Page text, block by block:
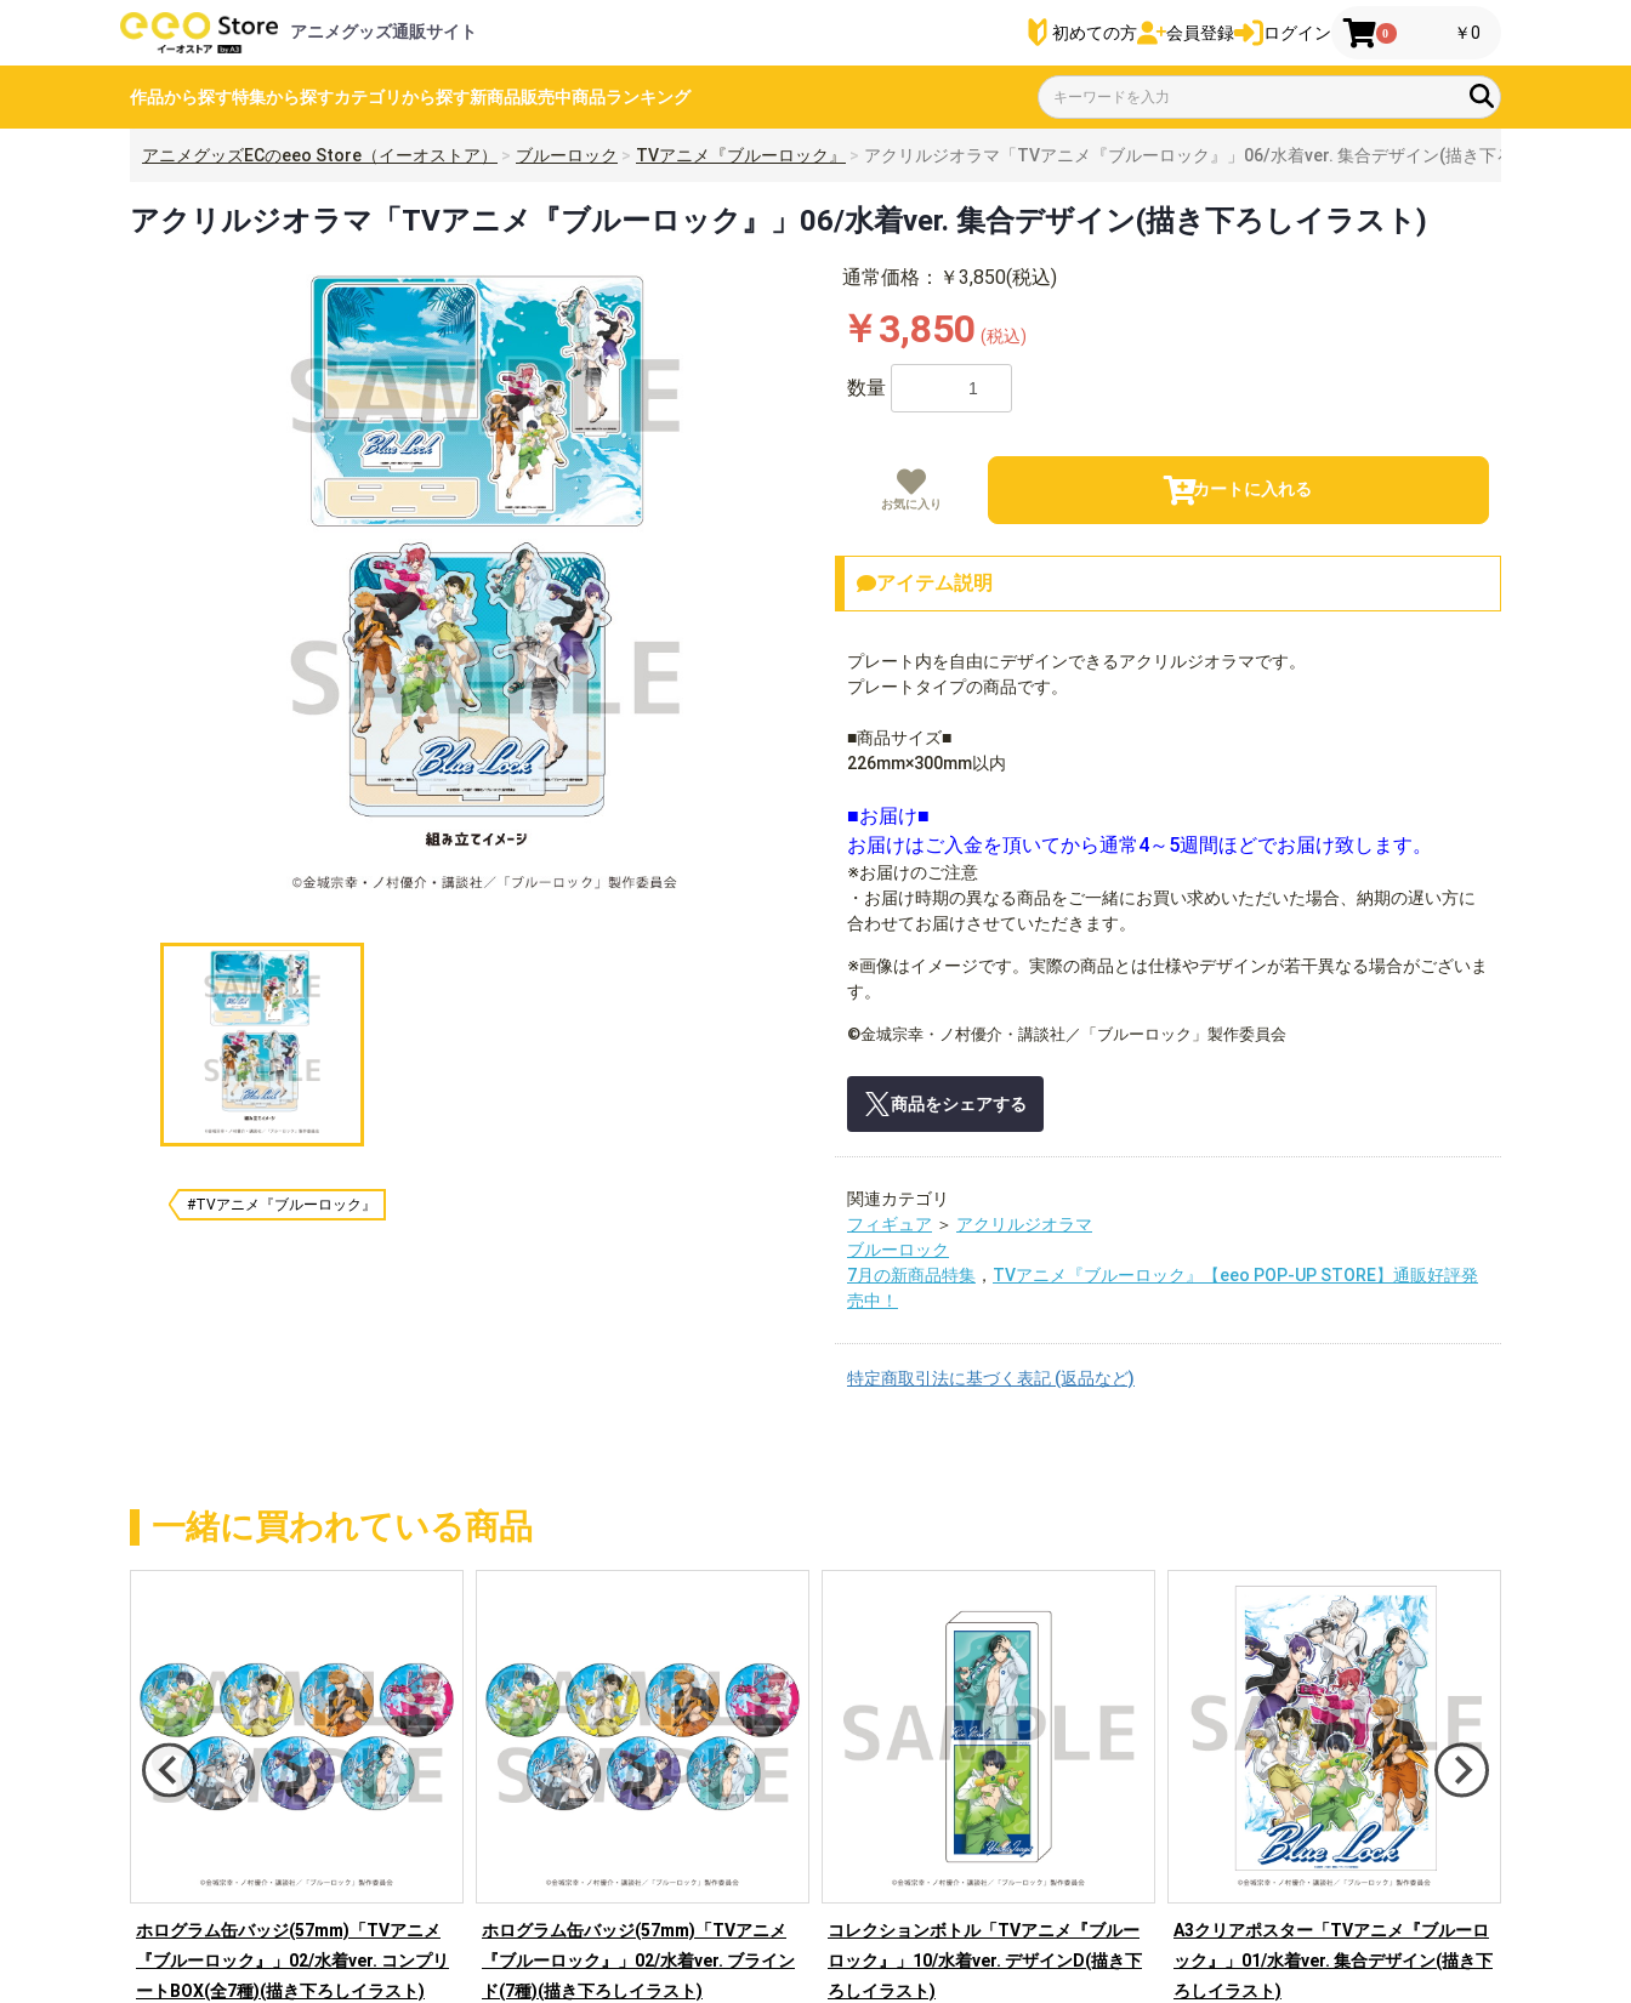
アニメグッズ通販サイト 初めての方 会員登録 ログイン 0 ￥0
作品から探す特集から探すカテゴリから探す新商品販売中商品ランキング
アニメグッズECのeeo Store（イーオストア） ブルーロック TVアニメ『ブルーロック』 アクリルジオラマ「TVアニメ『ブルーロック』」06/水着ver. 集合デザイン(描き下ろしイラスト)
アクリルジオラマ「TVアニメ『ブルーロック』」06/水着ver. 集合デザイン(描き下ろしイラスト)
#TVアニメ『ブルーロック』
通常価格：￥3,850(税込)
￥3,850 (税込)
お気に入り
カートに入れる
数量
アイテム説明
プレート内を自由にデザインできるアクリルジオラマです。
プレートタイプの商品です。
■商品サイズ■
226mm×300mm以内
■お届け■
お届けはご入金を頂いてから通常4～5週間ほどでお届け致します。
※お届けのご注意
・お届け時期の異なる商品をご一緒にお買い求めいただいた場合、納期の遅い方に
合わせてお届けさせていただきます。
※画像はイメージです。実際の商品とは仕様やデザインが若干異なる場合がございま
す。
©金城宗幸・ノ村優介・講談社／「ブルーロック」製作委員会
商品をシェアする
関連カテゴリ
フィギュア ＞ アクリルジオラマ
ブルーロック
7月の新商品特集 ， TVアニメ『ブルーロック』【eeo POP-UP STORE】通販好評発
売中！
特定商取引法に基づく表記 (返品など)
一緒に買われている商品
ホログラム缶バッジ(57mm)「TVアニメ
『ブルーロック』」02/水着ver. コンプリ
ートBOX(全7種)(描き下ろしイラスト)
ホログラム缶バッジ(57mm)「TVアニメ
『ブルーロック』」02/水着ver. ブライン
ド(7種)(描き下ろしイラスト)
コレクションボトル「TVアニメ『ブルー
ロック』」10/水着ver. デザインD(描き下
ろしイラスト)
A3クリアポスター「TVアニメ『ブルーロ
ック』」01/水着ver. 集合デザイン(描き下
ろしイラスト)